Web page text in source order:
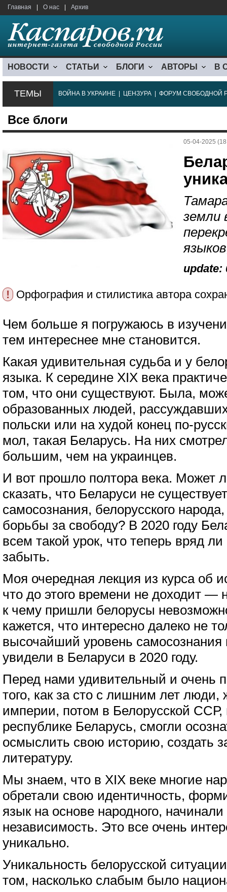
Главная О нас Архив
НОВОСТИ СТАТЬИ БЛОГИ АВТОРЫ В
ТЕМЫ ВОЙНА В УКРАИНЕ ЦЕНЗУРА ФОРУМ СВОБОДНОЙ
Все блоги
05-04-2025
земли
update:
! Орфография и стилистика автора
Чем больше я погружаюсь в
тем интереснее мне становится.
Какая удивительная судьба и у
языка. К середине XIX века
том, что они существуют. Была,
образованных людей,
польски или на худой конец по-
мол, такая Беларусь. На них
большим, чем на украинцев.
И вот прошло полтора века. Может
сказать, что Беларуси не
самосознания, белорусского
борьбы за свободу? В 2020 году
всем такой урок, что теперь вряд ли
забыть.
Моя очередная лекция из курса об
что до этого времени не доходит —
к чему пришли белорусы
кажется, что интересно далеко не
высочайший уровень
увидели в Беларуси в 2020 году.
Перед нами удивительный и очень
того, как за сто с лишним лет
империи, потом в Белорусской ССР,
республике Беларусь, смогли
осмыслить свою историю, создать
литературу.
Мы знаем, что в XIX веке многие
обретали свою идентичность,
язык на основе народного, начинали
независимость. Это все очень
уникально.
Уникальность белорусской
том, насколько слабым было